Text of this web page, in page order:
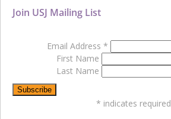
Join USJ Mailing List
Email Address *
First Name
Last Name
* indicates required